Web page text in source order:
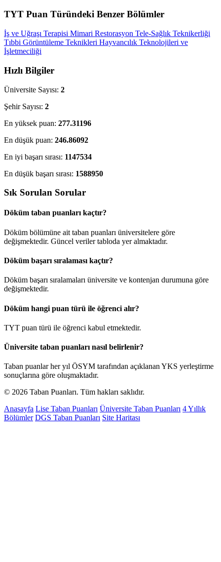
TYT Puan Türündeki Benzer Bölümler
İş ve Uğraşı Terapisi Mimari Restorasyon Tele-Sağlık Teknikerliği
Tıbbi Görüntüleme Teknikleri Hayvancılık Teknolojileri ve
İşletmeciliği
Hızlı Bilgiler
Üniversite Sayısı: 2
Şehir Sayısı: 2
En yüksek puan: 277.31196
En düşük puan: 246.86092
En iyi başarı sırası: 1147534
En düşük başarı sırası: 1588950
Sık Sorulan Sorular
Döküm taban puanları kaçtır?
Döküm bölümüne ait taban puanları üniversitelere göre
değişmektedir. Güncel veriler tabloda yer almaktadır.
Döküm başarı sıralaması kaçtır?
Döküm başarı sıralamaları üniversite ve kontenjan durumuna göre
değişmektedir.
Döküm hangi puan türü ile öğrenci alır?
TYT puan türü ile öğrenci kabul etmektedir.
Üniversite taban puanları nasıl belirlenir?
Taban puanlar her yıl ÖSYM tarafından açıklanan YKS yerleştirme
sonuçlarına göre oluşmaktadır.
© 2026 Taban Puanları. Tüm hakları saklıdır.
Anasayfa Lise Taban Puanları Üniversite Taban Puanları 4 Yıllık
Bölümler DGS Taban Puanları Site Haritası